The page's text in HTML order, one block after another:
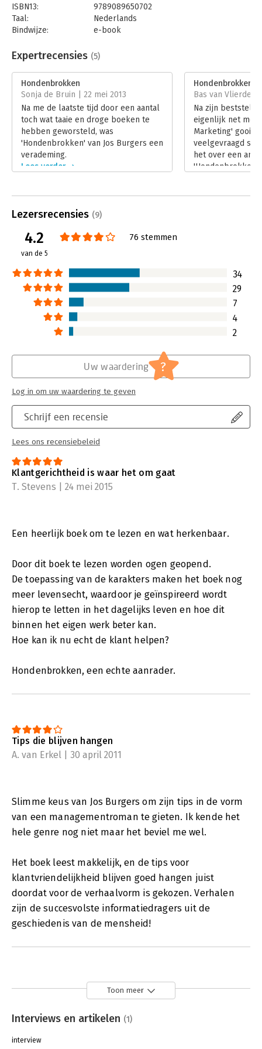
ISBN13:
9789089650702
Taal:
Nederlands
Bindwijze:
e-book
Bestandsformaat:
epub
Uitgever:
Van Duuren Management
Druk:
Verschijningsdatum:
29-11-2010
Hoofdrubriek: Marketing
Expertrecensies (5)
Hondenbrokken
Sonja de Bruin | 22 mei 2013
Na me de laatste tijd door een aantal
toch wat taaie en droge boeken te
hebben geworsteld, was
'Hondenbrokken' van Jos Burgers een
verademing.
Lees verder
Hondenbrokken
Bas van Vlierden
Na zijn
eigenlijk net
Marketing' gooit
veelgevraagd
het over een
'Hondenbrokken'
Lezersrecensies (9)
4.2
van de 5
76 stemmen
34
29
7
4
2
Schrijf een recensie
Lees ons recensiebeleid
Uw waardering ?
Log in om uw waardering te geven
Klantgerichtheid is waar het om gaat
T. Stevens | 24 mei 2015
Een heerlijk boek om te lezen en wat herkenbaar.
Door dit boek te lezen worden ogen geopend.
De toepassing van de karakters maken het boek nog
meer levensecht, waardoor je geïnspireerd wordt
hierop te letten in het dagelijks leven en hoe dit
binnen het eigen werk beter kan.
Hoe kan ik nu echt de klant helpen?
Hondenbrokken, een echte aanrader.
Tips die blijven hangen
A. van Erkel | 30 april 2011
Slimme keus van Jos Burgers om zijn tips in de vorm
van een managementroman te gieten. Ik kende het
hele genre nog niet maar het beviel me wel.
Het boek leest makkelijk, en de tips voor
klantvriendelijkheid blijven goed hangen juist
doordat voor de verhaalvorm is gekozen. Verhalen
zijn de succesvolste informatiedragers uit de
geschiedenis van de mensheid!
Toon meer
Interviews en artikelen (1)
interview